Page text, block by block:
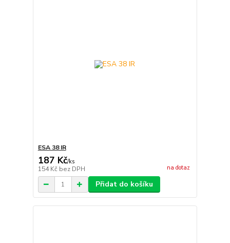
ESA 38 IR
187 Kč/ks
154 Kč bez DPH na dotaz
Přidat do košíku